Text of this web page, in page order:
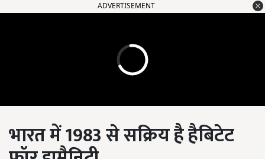
ADVERTISEMENT
भारत में 1983से सक्रिय है हैबिटेट